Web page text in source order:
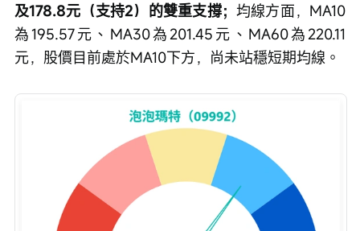
及178.8元（支持2）的雙重支撐； 均線方面，MA10
為195.57元、MA30為201.45元、MA60為220.11
元，股價目前處於MA10下方，尚未站穩短期均線。